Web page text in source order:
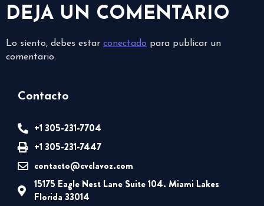
DEJA UN COMENTARIO
Lo siento, debes estar conectado para publicar un
comentario.
Contacto
+1 305-231-7704
+1 305-231-7447
contacto@cvclavoz.com
15175 Eagle Nest Lane Suite 104. Miami Lakes
Florida 33014